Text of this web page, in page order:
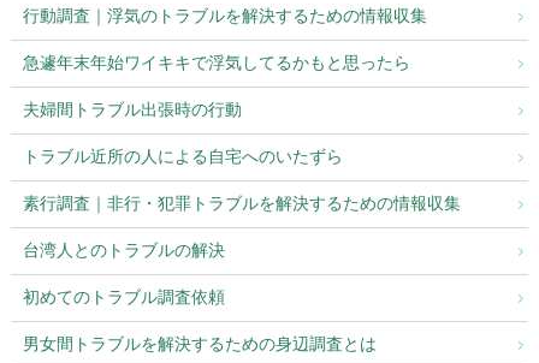
行動調査｜浮気のトラブルを解決するための情報収集
急遽年末年始ワイキキで浮気してるかもと思ったら
夫婦間トラブル出張時の行動
トラブル近所の人による自宅へのいたずら
素行調査｜非行・犯罪トラブルを解決するための情報収集
台湾人とのトラブルの解決
初めてのトラブル調査依頼
男女間トラブルを解決するための身辺調査とは